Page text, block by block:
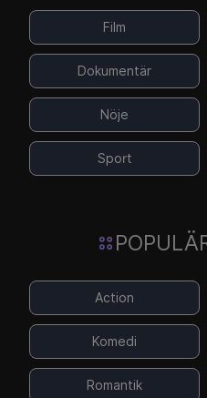
Film
Dokumentär
Nöje
Sport
Action
Komedi
Romantik